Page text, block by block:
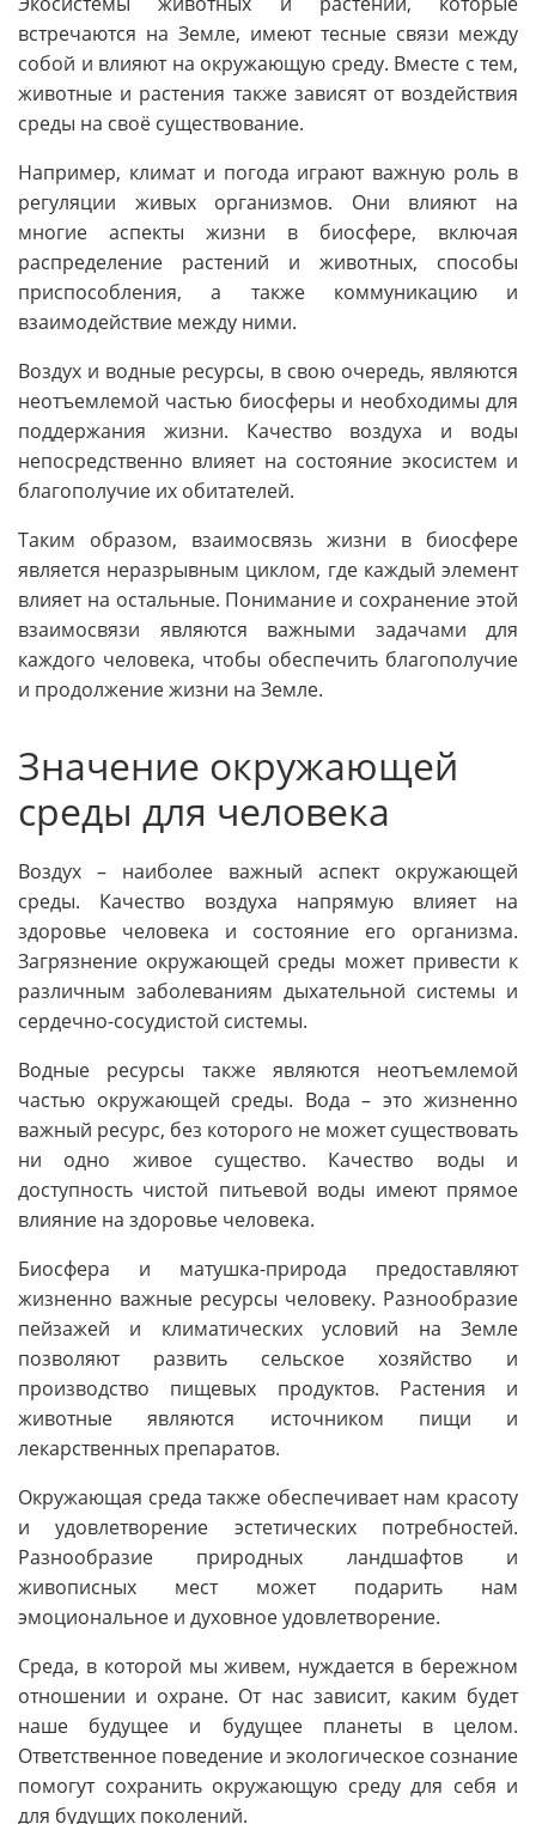
встречаются на Земле, имеют тесные связи между
собой и влияют на окружающую среду. Вместе с тем,
животные и растения также зависят от воздействия
среды на своё существование.
Например, климат и погода играют важную роль в
регуляции живых организмов. Они влияют на
многие аспекты жизни в биосфере, включая
распределение растений и животных, способы
приспособления, а также коммуникацию и
взаимодействие между ними.
Воздух и водные ресурсы, в свою очередь, являются
неотъемлемой частью биосферы и необходимы для
поддержания жизни. Качество воздуха и воды
непосредственно влияет на состояние экосистем и
благополучие их обитателей.
Таким образом, взаимосвязь жизни в биосфере
является неразрывным циклом, где каждый элемент
влияет на остальные. Понимание и сохранение этой
взаимосвязи являются важными задачами для
каждого человека, чтобы обеспечить благополучие
и продолжение жизни на Земле.
Значение окружающей
среды для человека
Воздух – наиболее важный аспект окружающей
среды. Качество воздуха напрямую влияет на
здоровье человека и состояние его организма.
Загрязнение окружающей среды может привести к
различным заболеваниям дыхательной системы и
сердечно-сосудистой системы.
Водные ресурсы также являются неотъемлемой
частью окружающей среды. Вода – это жизненно
важный ресурс, без которого не может существовать
ни одно живое существо. Качество воды и
доступность чистой питьевой воды имеют прямое
влияние на здоровье человека.
Биосфера и матушка-природа предоставляют
жизненно важные ресурсы человеку. Разнообразие
пейзажей и климатических условий на Земле
позволяют развить сельское хозяйство и
производство пищевых продуктов. Растения и
животные являются источником пищи и
лекарственных препаратов.
Окружающая среда также обеспечивает нам красоту
и удовлетворение эстетических потребностей.
Разнообразие природных ландшафтов и
живописных мест может подарить нам
эмоциональное и духовное удовлетворение.
Среда, в которой мы живем, нуждается в бережном
отношении и охране. От нас зависит, каким будет
наше будущее и будущее планеты в целом.
Ответственное поведение и экологическое сознание
помогут сохранить окружающую среду для себя и
для будущих поколений.